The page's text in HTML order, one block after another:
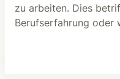
zu arbeiten. Dies
Berufserfahrung oder